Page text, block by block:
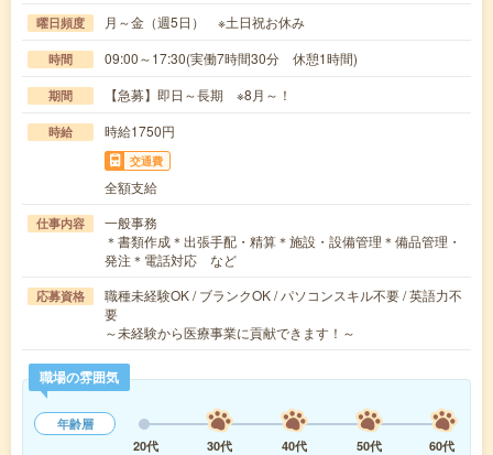
曜日頻度 月～金（週5日） ※土日祝お休み
時間 09:00～17:30(実働7時間30分 休憩1時間)
期間 【急募】即日～長期 ※8月～！
時給 時給1750円
交通費
全額支給
仕事内容
一般事務
＊書類作成＊出張手配・精算＊施設・設備管理＊備品管理・
発注＊電話対応 など
応募資格
職種未経験OK / ブランクOK / パソコンスキル不要 / 英語力不
要
～未経験から医療事業に貢献できます！～
職場の雰囲気
年齢層
20代
30代 40代 50代
60代